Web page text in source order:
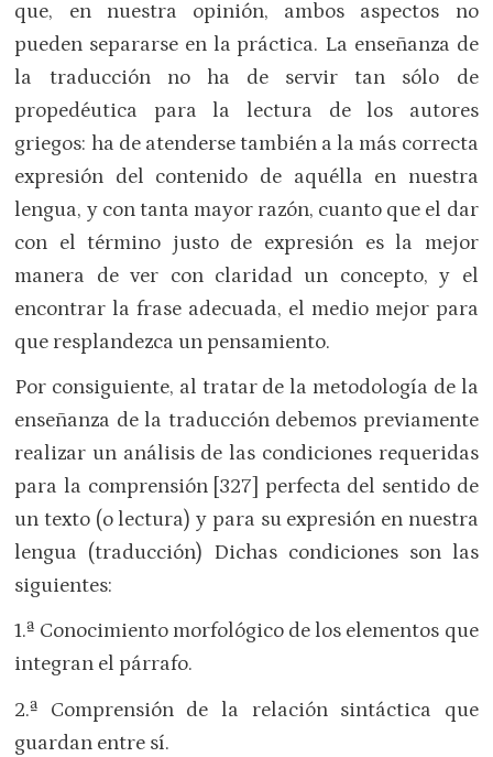
que, en nuestra opinión, ambos aspectos no
pueden separarse en la práctica. La enseñanza de
la traducción no ha de servir tan sólo de
propedéutica para la lectura de los autores
griegos: ha de atenderse también a la más correcta
expresión del contenido de aquélla en nuestra
lengua, y con tanta mayor razón, cuanto que el dar
con el término justo de expresión es la mejor
manera de ver con claridad un concepto, y el
encontrar la frase adecuada, el medio mejor para
que resplandezca un pensamiento.
Por consiguiente, al tratar de la metodología de la
enseñanza de la traducción debemos previamente
realizar un análisis de las condiciones requeridas
para la comprensión [327] perfecta del sentido de
un texto (o lectura) y para su expresión en nuestra
lengua (traducción) Dichas condiciones son las
siguientes:
1.ª Conocimiento morfológico de los elementos que
integran el párrafo.
2.ª Comprensión de la relación sintáctica que
guardan entre sí.